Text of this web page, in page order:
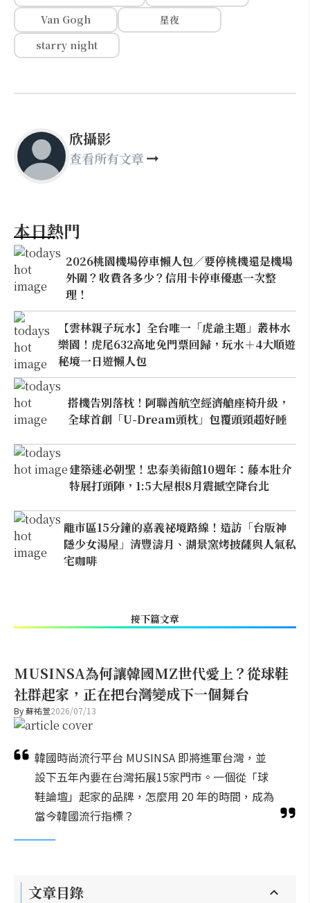
Van Gogh
星夜
starry night
欣攝影
查看所有文章
本日熱門
2026桃園機場停車懶人包／要停桃機還是機場
外圍？收費各多少？信用卡停車優惠一次整
理！
【雲林親子玩水】全台唯一「虎爺主題」叢林水
樂園！虎尾632高地免門票回歸，玩水＋4大順遊
秘境一日遊懶人包
搭機告別落枕！阿聯酋航空經濟艙座椅升級，
全球首創「U-Dream頭枕」包覆頭頸超好睡
建築迷必朝聖！忠泰美術館10週年：藤本壯介
特展打頭陣，1:5大屋根8月震撼空降台北
離市區15分鐘的嘉義祕境路線！造訪「台版神
隱少女湯屋」清豐濤月、湖景窯烤披薩與人氣私
宅咖啡
接下篇文章
MUSINSA為何讓韓國MZ世代愛上？從球鞋
社群起家，正在把台灣變成下一個舞台
By蘇祐萱2026/07/13
韓國時尚流行平台 MUSINSA 即將進軍台灣，並
設下五年內要在台灣拓展15家門市。一個從「球
鞋論壇」起家的品牌，怎麼用 20 年的時間，成為
當今韓國流行指標？
文章目錄